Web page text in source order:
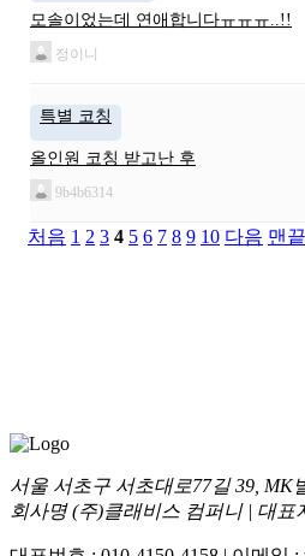
모솔이었는데 연애합니다ㅠㅠㅠ..!!
정이니
특별 코칭
올인원 코칭 받고난 후
9b4b6314
처음 1 2 3 4 5 6 7 8 9 10 다음 맨끝
서울 서초구 서초대로77길 39, MK
회사명 (주)클래비스 컴퍼니 | 대표